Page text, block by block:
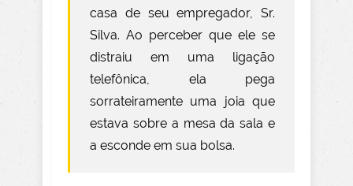
casa de seu empregador, Sr.
Silva. Ao perceber que ele se
distraiu em uma ligação
telefônica, ela pega
sorrateiramente uma joia que
estava sobre a mesa da sala e
a esconde em sua bolsa.